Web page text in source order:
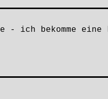
ich bekomme